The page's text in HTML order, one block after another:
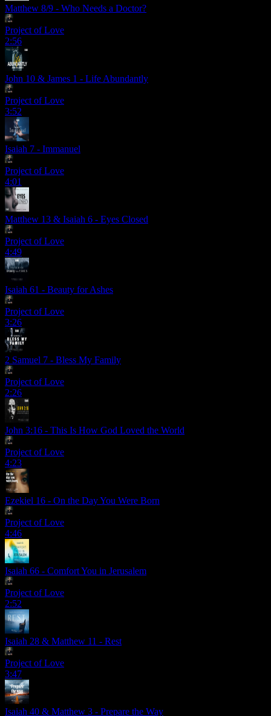
Matthew 8/9 - Who Needs a Doctor?
Project of Love
2:56
John 10 & James 1 - Life Abundantly
Project of Love
3:52
Isaiah 7 - Immanuel
Project of Love
4:01
Matthew 13 & Isaiah 6 - Eyes Closed
Project of Love
4:49
Isaiah 61 - Beauty for Ashes
Project of Love
3:26
2 Samuel 7 - Bless My Family
Project of Love
2:26
John 3:16 - This Is How God Loved the World
Project of Love
4:23
Ezekiel 16 - On the Day You Were Born
Project of Love
4:46
Isaiah 66 - Comfort You in Jerusalem
Project of Love
2:52
Isaiah 28 & Matthew 11 - Rest
Project of Love
3:47
Isaiah 40 & Matthew 3 - Prepare the Way